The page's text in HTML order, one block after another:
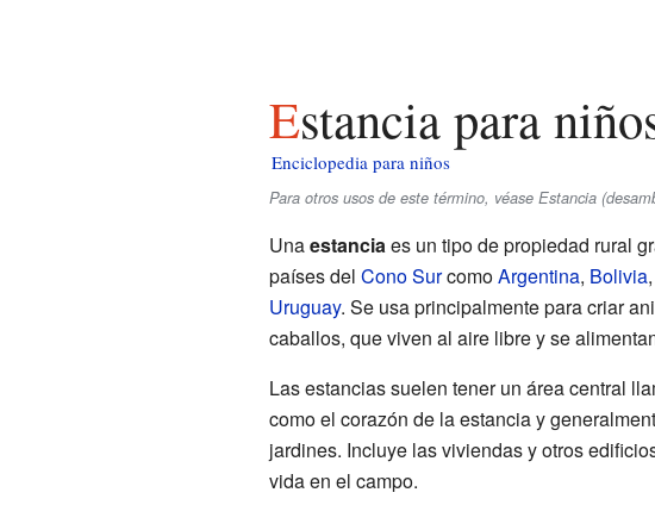
Estancia para
Enciclopedia para niños
Para otros usos de este término, véase Estancia
Unaestanciaes un tipo de propiedad rural
países del Cono SurcomoArgentina, Bolivia,
Uruguay. Se usa principalmente para criar
caballos, que viven al aire libre y se
Las estancias suelen tener un área central
como el corazón de la estancia y
jardines. Incluye las viviendas y otros
vida en el campo.